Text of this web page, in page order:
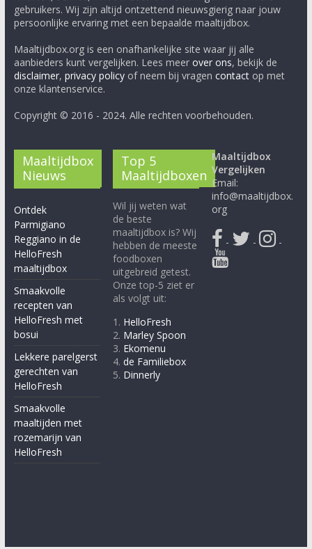
gebruikers. Wij zijn altijd ontzettend nieuwsgierig naar jouw
persoonlijke ervaring met een bepaalde maaltijdbox.
Maaltijdbox.org is een onafhankelijke site waar jij alle
aanbieders kunt vergelijken. Lees meer over ons, bekijk de
disclaimer, privacy policyof neem bij vragen contactop met
onze klantenservice.
Copyright © 2016 - 2024. Alle rechten voorbehouden.
Maaltijdbox
Nieuws
Ontdek
Parmigiano
Reggiano in de
HelloFresh
maaltijdbox
Smaakvolle
recepten van
HelloFresh met
bosui
Lekkere parelgerst
gerechten van
HelloFresh
Smaakvolle
maaltijden met
rozemarijn van
HelloFresh
Top 5
Maaltijdboxen
Wil jij weten wat
de beste
maaltijdbox is? Wij
hebben de meeste
foodboxen
uitgebreid getest.
Onze top-5 ziet er
als volgt uit:
1. HelloFresh
2. Marley Spoon
3. Ekomenu
4.de Familiebox
5. Dinnerly
Maaltijdbox
Vergelijken
Email:
info@maaltijdbox.
org
- - -